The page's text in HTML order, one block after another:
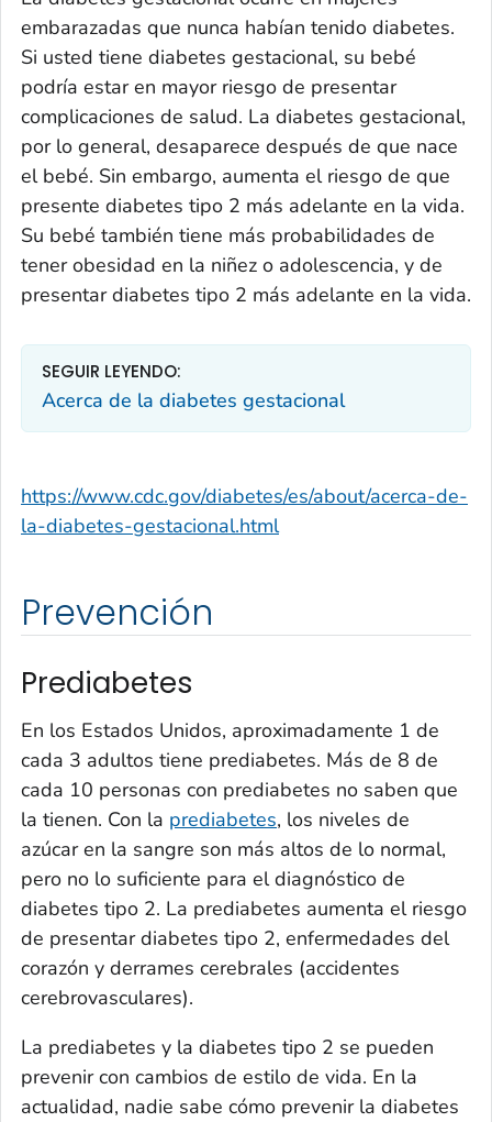
embarazadas que nunca habían tenido diabetes.
Si usted tiene diabetes gestacional, su bebé
podría estar en mayor riesgo de presentar
complicaciones de salud. La diabetes gestacional,
por lo general, desaparece después de que nace
el bebé. Sin embargo, aumenta el riesgo de que
presente diabetes tipo 2 más adelante en la vida.
Su bebé también tiene más probabilidades de
tener obesidad en la niñez o adolescencia, y de
presentar diabetes tipo 2 más adelante en la vida.
SEGUIR LEYENDO:
Acerca de la diabetes gestacional
https://www.cdc.gov/diabetes/es/about/acerca-de-
la-diabetes-gestacional.html
Prevención
Prediabetes
En los Estados Unidos, aproximadamente 1 de
cada 3 adultos tiene prediabetes. Más de 8 de
cada 10 personas con prediabetes no saben que
la tienen. Con la prediabetes, los niveles de
azúcar en la sangre son más altos de lo normal,
pero no lo suficiente para el diagnóstico de
diabetes tipo 2. La prediabetes aumenta el riesgo
de presentar diabetes tipo 2, enfermedades del
corazón y derrames cerebrales (accidentes
cerebrovasculares).
La prediabetes y la diabetes tipo 2 se pueden
prevenir con cambios de estilo de vida. En la
actualidad, nadie sabe cómo prevenir la diabetes